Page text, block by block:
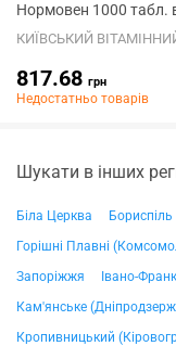
Нормовен 1000
КИЇВСЬКИЙ
817.68 грн
Недостатньо товарів
Шукати в інших
Біла Церква Бориспіль
Горішні Плавні
Запоріжжя
Івано-
Кам'янське
Кропивницький